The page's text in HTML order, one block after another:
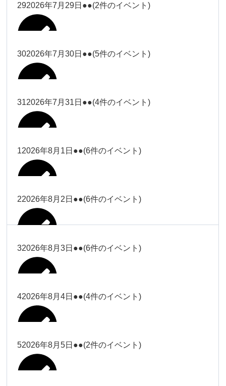
大西
小林
Close Close
小林
2026年7月27日
松本（9時
Close
松本（9時ー18時）
2026年7月27日
関谷（17-
冨田（17
時）
Close Close
2026年7月28日
塩川
Close Close
塩川
2026年7月28日
大西（9時
ー18時）
大西（9時ー18時）
292026年7月29日 ●●(2件のイベント)
冨田
冨田
塩川
Close Close
塩川
2026年7月29日
302026年7月30日 ●●(5件のイベント)
冨田
冨田
塩川（9時
ー18時）
Close Close
塩川（9時ー18時）
2026年7月30日
312026年7月31日 ●●(4件のイベント)
塩川
塩川
松本（9時
ー18時）
Close Close
松本（9時ー18時）
2026年7月31日
12026年8月1日 ●●(6件のイベント)
塩川（9時
Close Close
塩川（9時ー18時）
2026年8月1日
大西
Close Close
22026年8月2日 ●●(6件のイベント)
大西
大西
32026年8月3日 ●●(6件のイベント)
大西
大西
42026年8月4日 ●●(4件のイベント)
冨田（17
52026年8月5日 ●●(2件のイベント)